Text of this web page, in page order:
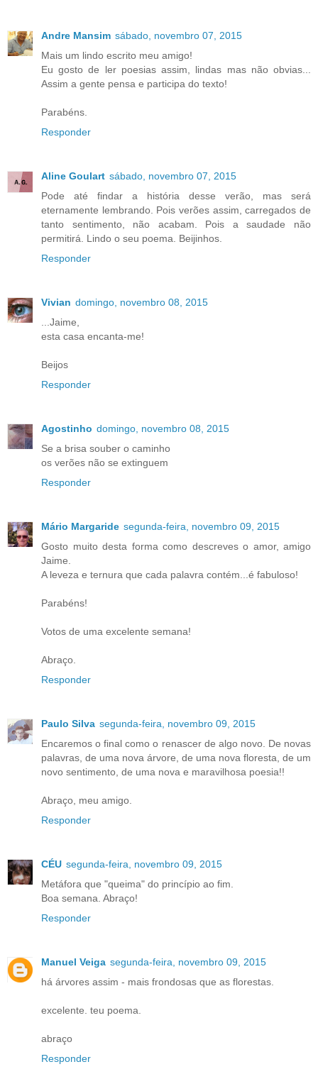
Andre Mansim sábado, novembro 07, 2015
Mais um lindo escrito meu amigo!
Eu gosto de ler poesias assim, lindas mas não obvias...
Assim a gente pensa e participa do texto!
Parabéns.
Responder
Aline Goulart sábado, novembro 07, 2015
Pode até findar a história desse verão, mas será
eternamente lembrando. Pois verões assim, carregados de
tanto sentimento, não acabam. Pois a saudade não
permitirá. Lindo o seu poema. Beijinhos.
Responder
Vivian domingo, novembro 08, 2015
...Jaime,
esta casa encanta-me!
Beijos
Responder
Agostinho domingo, novembro 08, 2015
Se a brisa souber o caminho
os verões não se extinguem
Responder
Mário Margaride segunda-feira, novembro 09, 2015
Gosto muito desta forma como descreves o amor, amigo
Jaime.
A leveza e ternura que cada palavra contém...é fabuloso!
Parabéns!
Votos de uma excelente semana!
Abraço.
Responder
Paulo Silva segunda-feira, novembro 09, 2015
Encaremos o final como o renascer de algo novo. De novas
palavras, de uma nova árvore, de uma nova floresta, de um
novo sentimento, de uma nova e maravilhosa poesia!!
Abraço, meu amigo.
Responder
CÉU segunda-feira, novembro 09, 2015
Metáfora que "queima" do princípio ao fim.
Boa semana. Abraço!
Responder
Manuel Veiga segunda-feira, novembro 09, 2015
há árvores assim - mais frondosas que as florestas.
excelente. teu poema.
abraço
Responder